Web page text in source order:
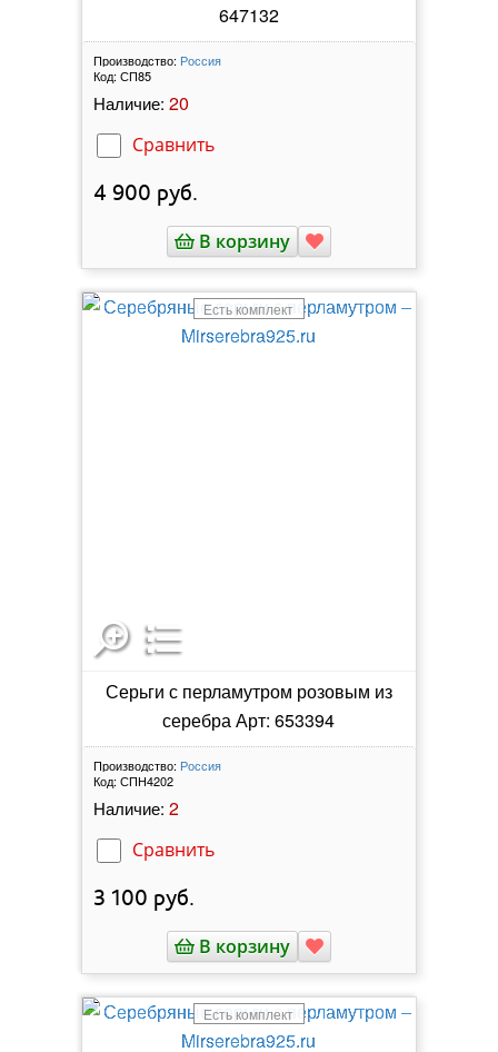
647132
Производство: Россия
Код: СП85
Наличие: 20
Сравнить
4 900 руб.
В корзину
Есть комплект
Серьги с перламутром розовым из
серебра Арт: 653394
Производство: Россия
Код: СПН4202
Наличие: 2
Сравнить
3 100 руб.
В корзину
Есть комплект